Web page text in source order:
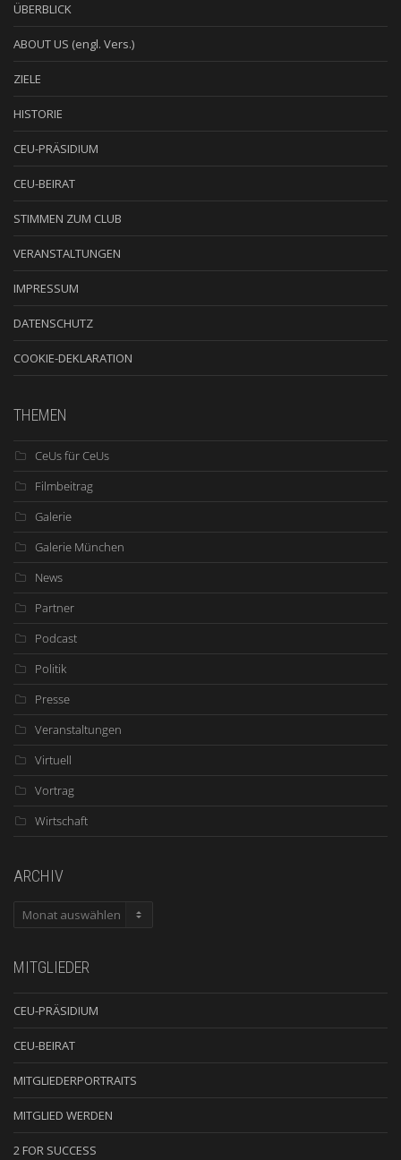
ÜBERBLICK
ABOUT US (engl. Vers.)
ZIELE
HISTORIE
CEU-PRÄSIDIUM
CEU-BEIRAT
STIMMEN ZUM CLUB
VERANSTALTUNGEN
IMPRESSUM
DATENSCHUTZ
COOKIE-DEKLARATION
THEMEN
CeUs für CeUs
Filmbeitrag
Galerie
Galerie München
News
Partner
Podcast
Politik
Presse
Veranstaltungen
Virtuell
Vortrag
Wirtschaft
ARCHIV
ARCHIV
MITGLIEDER
CEU-PRÄSIDIUM
CEU-BEIRAT
MITGLIEDERPORTRAITS
MITGLIED WERDEN
2 FOR SUCCESS